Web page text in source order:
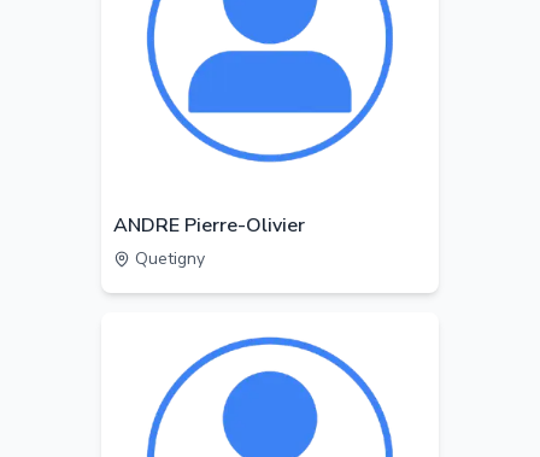
ANDRE Pierre-Olivier
Quetigny